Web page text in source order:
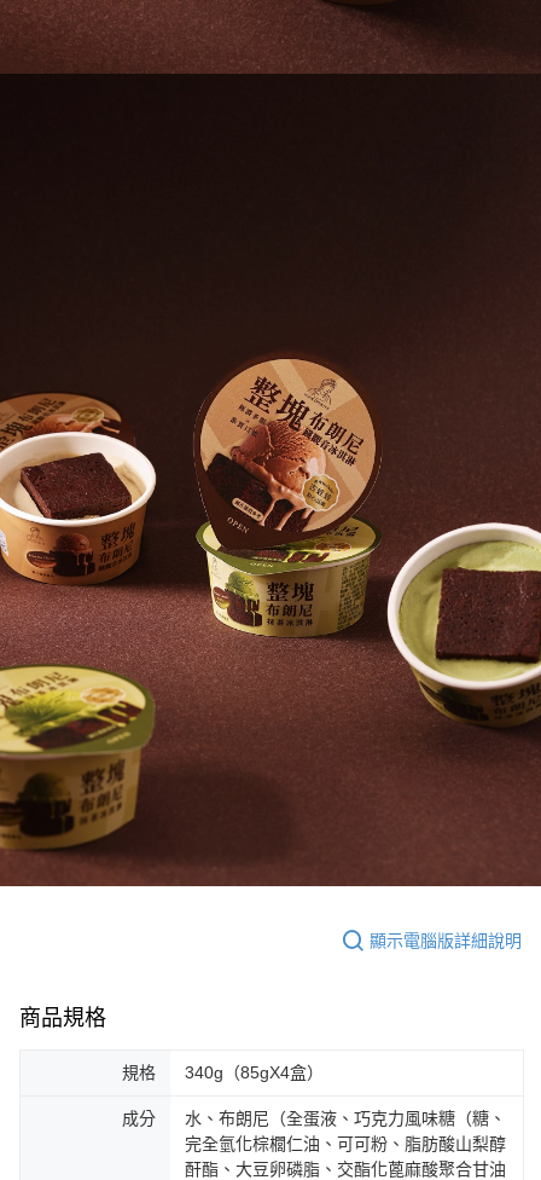
顯示電腦版詳細說明
商品規格
規格 340g（85gX4盒）
成分
水、布朗尼（全蛋液、巧克力風味糖（糖、
完全氫化棕櫚仁油、可可粉、脂肪酸山梨醇
酐酯、大豆卵磷脂、交酯化蓖麻酸聚合甘油